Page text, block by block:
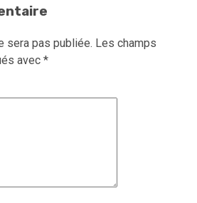
sera pas publiée. Les champs
avec *